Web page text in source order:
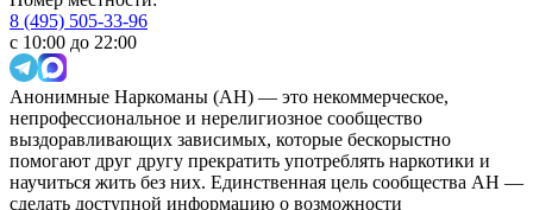
8 (495) 505-33-96
с 10:00 до 22:00
Анонимные Наркоманы (АН) — это некоммерческое,
непрофессиональное и нерелигиозное сообщество
выздоравливающих зависимых, которые бескорыстно
помогают друг другу прекратить употреблять наркотики и
научиться жить без них. Единственная цель сообщества АН —
сделать доступной информацию о возможности